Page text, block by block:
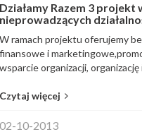
Działamy Razem 3
nieprowadzących
W ramach projektu oferujemy
finansowe i
wsparcie organizacji, organizację
Czytaj więcej
02-10-2013